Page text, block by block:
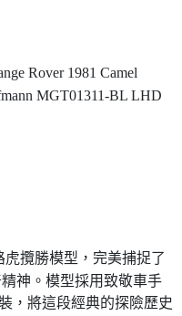
Rover 1981 Camel
MGT01311-BL LHD
攬勝模型，完美捕捉了
神。模型採用致敬車手
，將這段經典的探險歷史